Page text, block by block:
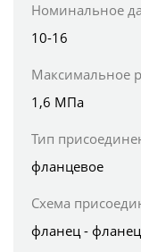
Номинальное
10-16
Максимальное
1,6 МПа
Тип
фланцевое
Схема
фланец - фланец